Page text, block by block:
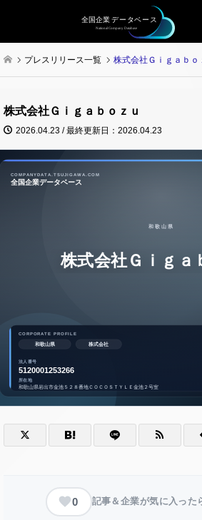
プレスリリース一覧 株式会社Ｇｉｇａｂｏ
株式会社Ｇｉｇａｂｏｚｕ
2026.04.23 / 最終更新日：2026.04.23
0 記事＆企業が気に入った